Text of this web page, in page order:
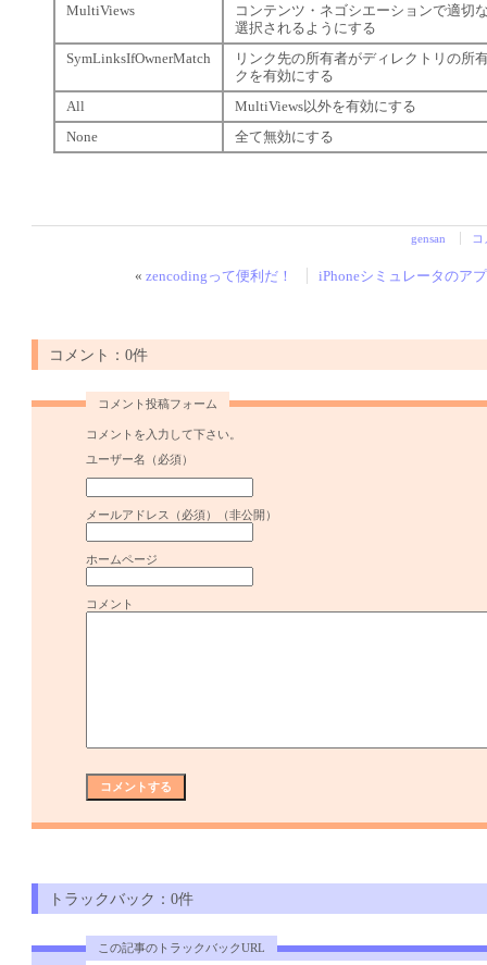
MultiViews
コンテンツ・ネゴシエーションで適切
選択されるようにする
SymLinksIfOwnerMatch
リンク先の所有者がディレクトリの所
クを有効にする
All
MultiViews以外を有効にする
None
全て無効にする
gensan
« zencodingって便利だ！ iPhoneシミュレータのア
コメント：0件
コメント投稿フォーム
コメントを入力して下さい。
ユーザー名（必須）
メールアドレス（必須）（非公開）
ホームページ
コメント
トラックバック：0件
この記事のトラックバックURL